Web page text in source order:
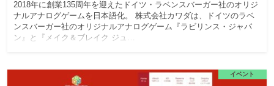
2018年に創業135周年を迎えたドイツ・ラベンスバーガー社のオリジ
ナルアナログゲームを日本語化。 株式会社カワダは、ドイツのラベ
ンスバーガー社のオリジナルアナログゲーム『ラビリンス・ジャパ
ン』と『メイク＆ブレイク ジュ…
イベント